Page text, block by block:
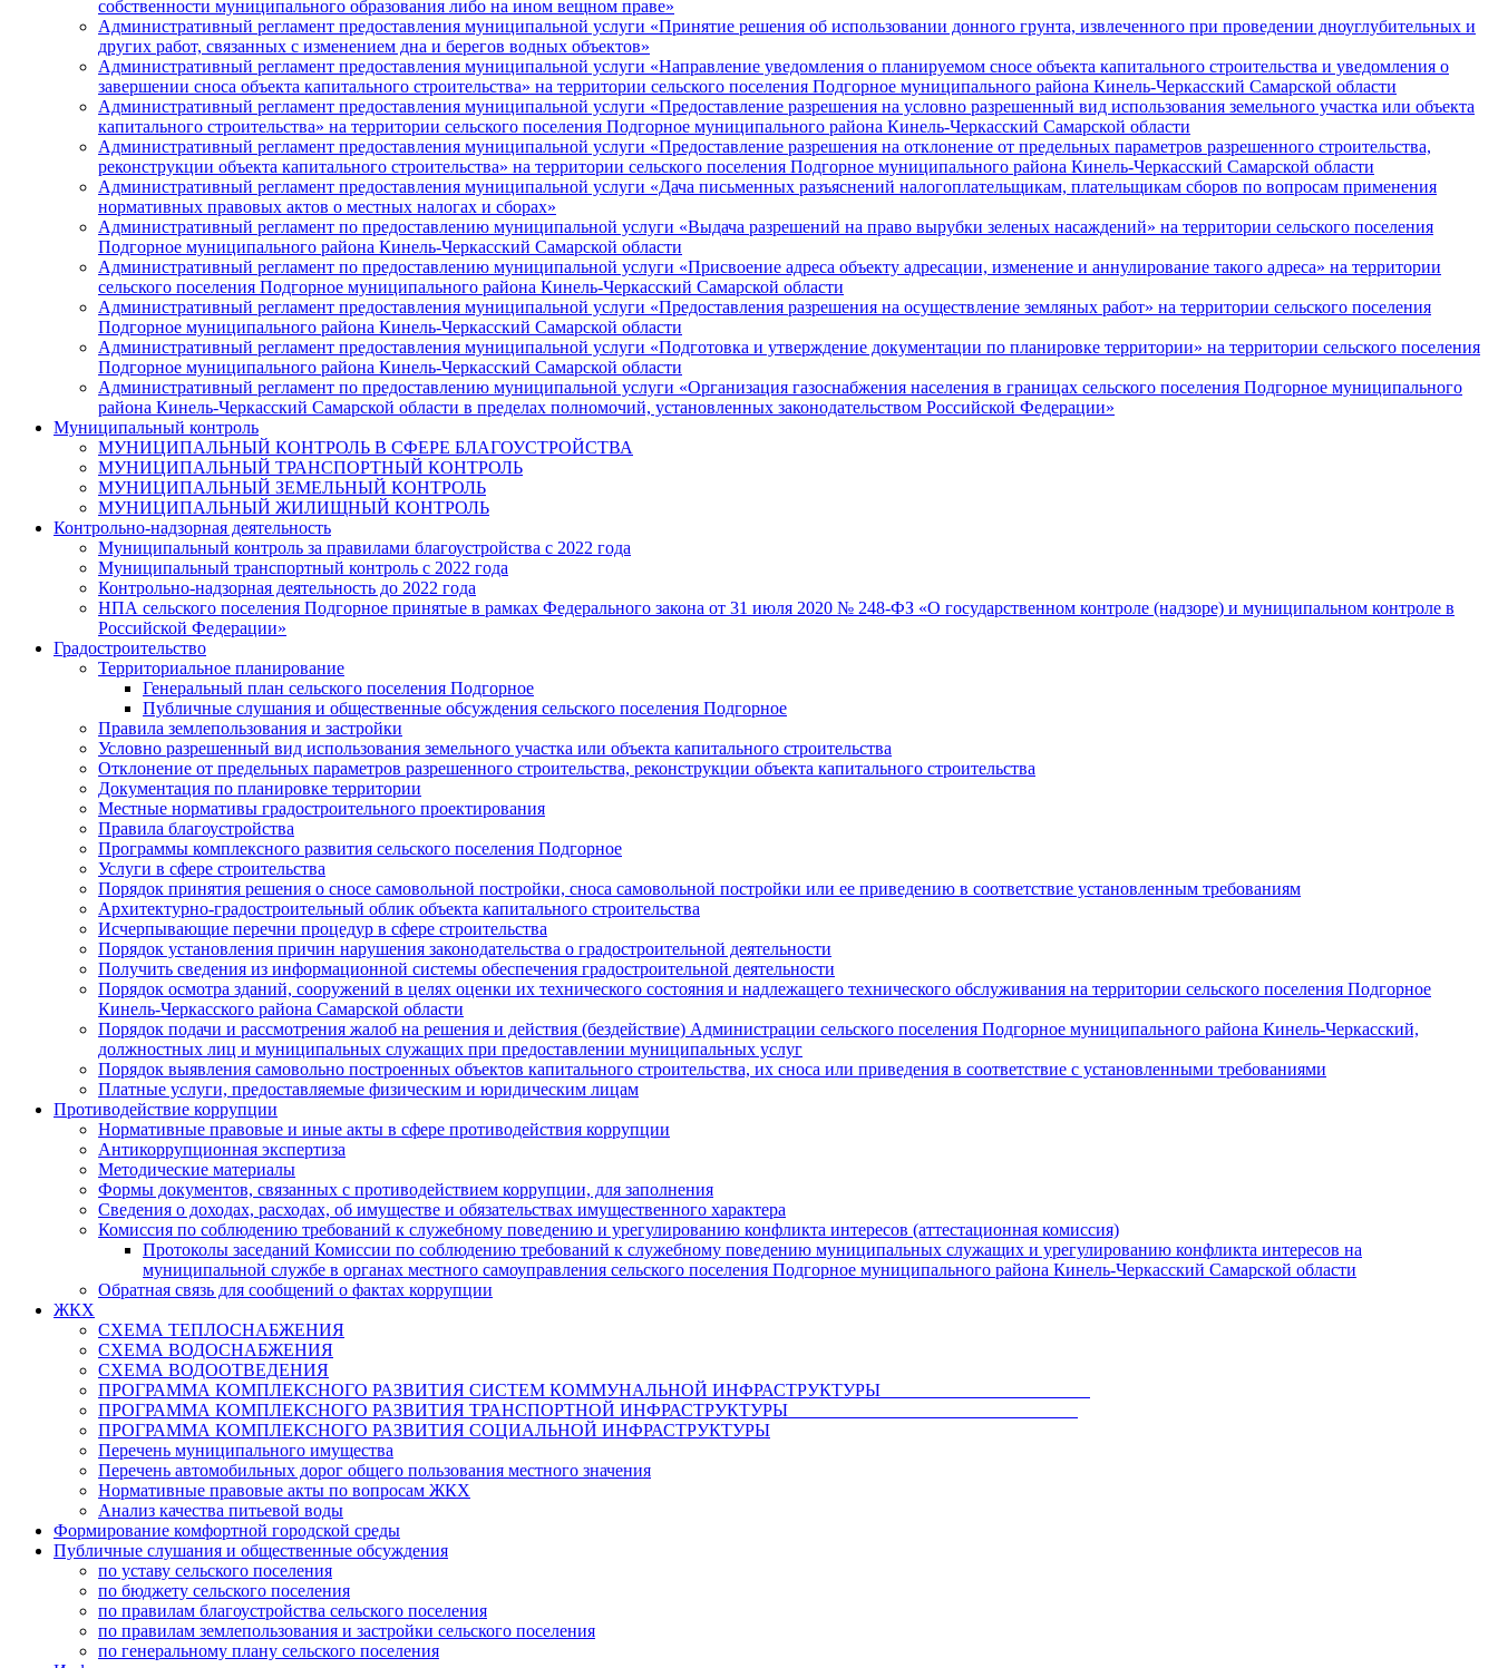
собственности муниципального образования либо на ином вещном праве»
Административный регламент предоставления муниципальной услуги «Принятие решения об использовании донного грунта, извлеченного при проведении дноуглубительных и
других работ, связанных с изменением дна и берегов водных объектов»
Административный регламент предоставления муниципальной услуги «Направление уведомления о планируемом сносе объекта капитального строительства и уведомления о
завершении сноса объекта капитального строительства» на территории сельского поселения Подгорное муниципального района Кинель-Черкасский Самарской области
Административный регламент предоставления муниципальной услуги «Предоставление разрешения на условно разрешенный вид использования земельного участка или объекта
капитального строительства» на территории сельского поселения Подгорное муниципального района Кинель-Черкасский Самарской области
Административный регламент предоставления муниципальной услуги «Предоставление разрешения на отклонение от предельных параметров разрешенного строительства,
реконструкции объекта капитального строительства» на территории сельского поселения Подгорное муниципального района Кинель-Черкасский Самарской области
Административный регламент предоставления муниципальной услуги «Дача письменных разъяснений налогоплательщикам, плательщикам сборов по вопросам применения
нормативных правовых актов о местных налогах и сборах»
Административный регламент по предоставлению муниципальной услуги «Выдача разрешений на право вырубки зеленых насаждений» на территории сельского поселения
Подгорное муниципального района Кинель-Черкасский Самарской области
Административный регламент по предоставлению муниципальной услуги «Присвоение адреса объекту адресации, изменение и аннулирование такого адреса» на территории
сельского поселения Подгорное муниципального района Кинель-Черкасский Самарской области
Административный регламент предоставления муниципальной услуги «Предоставления разрешения на осуществление земляных работ» на территории сельского поселения
Подгорное муниципального района Кинель-Черкасский Самарской области
Административный регламент предоставления муниципальной услуги «Подготовка и утверждение документации по планировке территории» на территории сельского поселения
Подгорное муниципального района Кинель-Черкасский Самарской области
Административный регламент по предоставлению муниципальной услуги «Организация газоснабжения населения в границах сельского поселения Подгорное муниципального
района Кинель-Черкасский Самарской области в пределах полномочий, установленных законодательством Российской Федерации»
Муниципальный контроль
МУНИЦИПАЛЬНЫЙ КОНТРОЛЬ В СФЕРЕ БЛАГОУСТРОЙСТВА
МУНИЦИПАЛЬНЫЙ ТРАНСПОРТНЫЙ КОНТРОЛЬ
МУНИЦИПАЛЬНЫЙ ЗЕМЕЛЬНЫЙ КОНТРОЛЬ
МУНИЦИПАЛЬНЫЙ ЖИЛИЩНЫЙ КОНТРОЛЬ
Контрольно-надзорная деятельность
Муниципальный контроль за правилами благоустройства с 2022 года
Муниципальный транспортный контроль с 2022 года
Контрольно-надзорная деятельность до 2022 года
НПА сельского поселения Подгорное принятые в рамках Федерального закона от 31 июля 2020 № 248-ФЗ «О государственном контроле (надзоре) и муниципальном контроле в
Российской Федерации»
Градостроительство
Территориальное планирование
Генеральный план сельского поселения Подгорное
Публичные слушания и общественные обсуждения сельского поселения Подгорное
Правила землепользования и застройки
Условно разрешенный вид использования земельного участка или объекта капитального строительства
Отклонение от предельных параметров разрешенного строительства, реконструкции объекта капитального строительства
Документация по планировке территории
Местные нормативы градостроительного проектирования
Правила благоустройства
Программы комплексного развития сельского поселения Подгорное
Услуги в сфере строительства
Порядок принятия решения о сносе самовольной постройки, сноса самовольной постройки или ее приведению в соответствие установленным требованиям
Архитектурно-градостроительный облик объекта капитального строительства
Исчерпывающие перечни процедур в сфере строительства
Порядок установления причин нарушения законодательства о градостроительной деятельности
Получить сведения из информационной системы обеспечения градостроительной деятельности
Порядок осмотра зданий, сооружений в целях оценки их технического состояния и надлежащего технического обслуживания на территории сельского поселения Подгорное
Кинель-Черкасского района Самарской области
Порядок подачи и рассмотрения жалоб на решения и действия (бездействие) Администрации сельского поселения Подгорное муниципального района Кинель-Черкасский,
должностных лиц и муниципальных служащих при предоставлении муниципальных услуг
Порядок выявления самовольно построенных объектов капитального строительства, их сноса или приведения в соответствие с установленными требованиями
Платные услуги, предоставляемые физическим и юридическим лицам
Противодействие коррупции
Нормативные правовые и иные акты в сфере противодействия коррупции
Антикоррупционная экспертиза
Методические материалы
Формы документов, связанных с противодействием коррупции, для заполнения
Сведения о доходах, расходах, об имуществе и обязательствах имущественного характера
Комиссия по соблюдению требований к служебному поведению и урегулированию конфликта интересов (аттестационная комиссия)
Протоколы заседаний Комиссии по соблюдению требований к служебному поведению муниципальных служащих и урегулированию конфликта интересов на
муниципальной службе в органах местного самоуправления сельского поселения Подгорное муниципального района Кинель-Черкасский Самарской области
Обратная связь для сообщений о фактах коррупции
ЖКХ
СХЕМА ТЕПЛОСНАБЖЕНИЯ
СХЕМА ВОДОСНАБЖЕНИЯ
СХЕМА ВОДООТВЕДЕНИЯ
ПРОГРАММА КОМПЛЕКСНОГО РАЗВИТИЯ СИСТЕМ КОММУНАЛЬНОЙ ИНФРАСТРУКТУРЫ
ПРОГРАММА КОМПЛЕКСНОГО РАЗВИТИЯ ТРАНСПОРТНОЙ ИНФРАСТРУКТУРЫ
ПРОГРАММА КОМПЛЕКСНОГО РАЗВИТИЯ СОЦИАЛЬНОЙ ИНФРАСТРУКТУРЫ
Перечень муниципального имущества
Перечень автомобильных дорог общего пользования местного значения
Нормативные правовые акты по вопросам ЖКХ
Анализ качества питьевой воды
Формирование комфортной городской среды
Публичные слушания и общественные обсуждения
по уставу сельского поселения
по бюджету сельского поселения
по правилам благоустройства сельского поселения
по правилам землепользования и застройки сельского поселения
по генеральному плану сельского поселения